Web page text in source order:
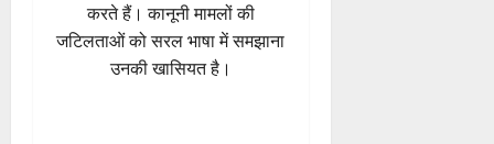
करते हैं। कानूनी मामलों की
जटिलताओं को सरल भाषा में समझाना
उनकी खासियत है।